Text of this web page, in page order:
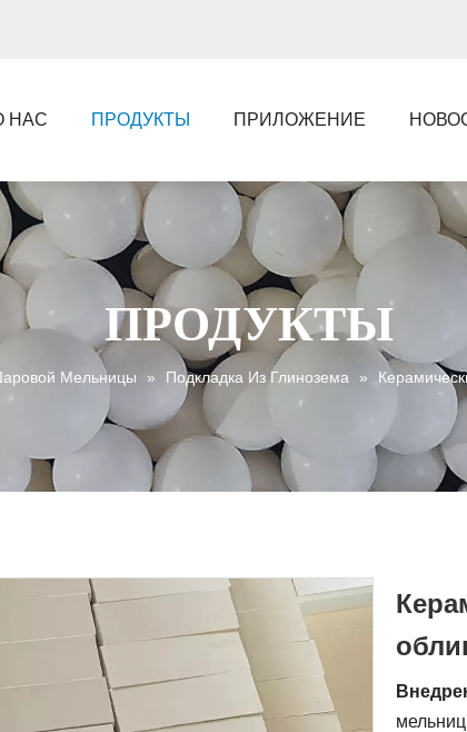
НАС ПРОДУКТЫ ПРИЛОЖЕНИЕ
ПРОДУКТЫ
Мельницы » Подкладка Из Глинозема »